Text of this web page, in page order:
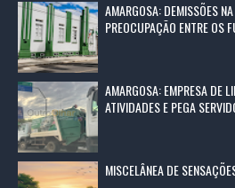
AMARGOSA: DEMISSÕES
PREOCUPAÇÃO ENTRE OS
AMARGOSA: EMPRESA DE
ATIVIDADES E PEGA
MISCELÂNEA DE